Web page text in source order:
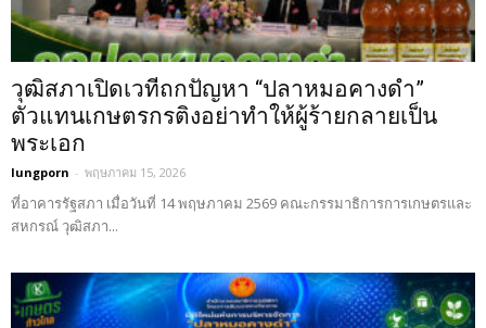
วุฒิสภาเปิดเวทีถกปัญหา “ปลาหมอคางดำ”
ตัวแทนเกษตรกรติงอย่าทำให้ผู้ร้ายกลายเป็น
พระเอก
lungporn - พฤษภาคม 15, 2026
ที่อาคารรัฐสภา เมื่อวันที่ 14 พฤษภาคม 2569 คณะกรรมาธิการการเกษตรและ
สหกรณ์ วุฒิสภา...